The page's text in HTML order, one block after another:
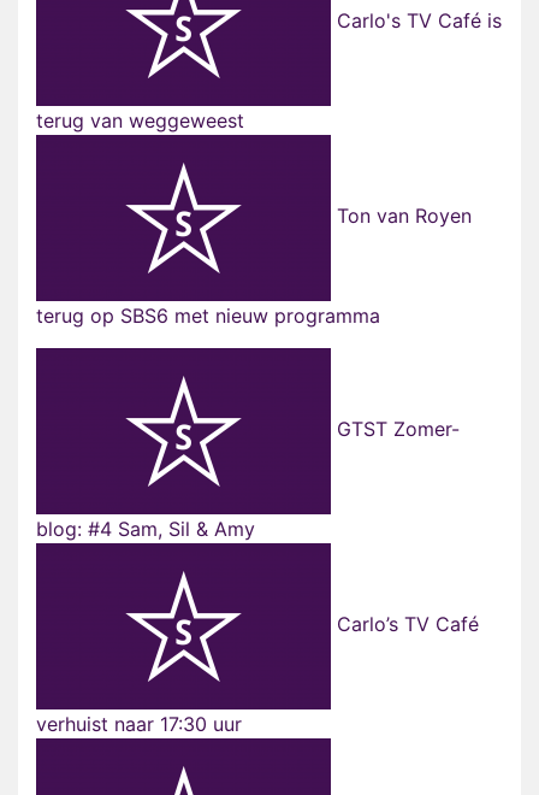
Carlo's TV Café is
terug van weggeweest
Ton van Royen
terug op SBS6 met nieuw programma
GTST Zomer-
blog: #4 Sam, Sil & Amy
Carlo’s TV Café
verhuist naar 17:30 uur